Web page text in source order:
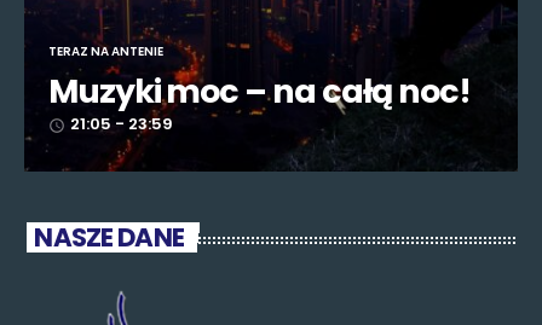
TERAZ NA ANTENIE
Muzyki moc – na całą noc!
access_time 21:05 - 23:59
NASZE DANE